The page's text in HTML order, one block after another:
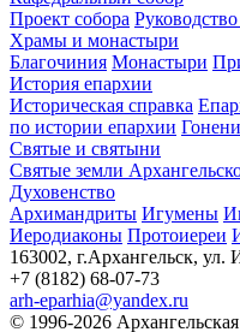
Проект собора
Храмы и монастыри
Благочиния Монастыри
История епархии
Историческая справка
по истории епархии
Святые и святыни
Святые земли
Духовенство
Архимандриты Игумены
Иеродиаконы Протоиереи
163002, г.Архангельск, ул.
+7 (8182) 68-07-73
arh-eparhia@yandex.ru
© 1996-2026